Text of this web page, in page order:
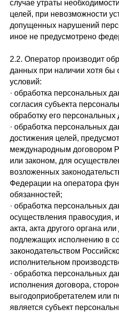
случае утраты
целей, при невозможности
допущенных нарушений
иное не предусмотрено
2.2. Оператор производит
данных при наличии хотя бы
условий:
· обработка персональных
согласия субъекта
обработку его персональных
· обработка персональных
достижения целей,
международным договором
или законом, для
возложенных
Федерации на оператора
обязанностей;
· обработка персональных
осуществления правосудия,
акта, акта другого органа
подлежащих исполнению в
законодательством
исполнительном
· обработка персональных
исполнения договора,
выгодоприобретателем или
является субъект